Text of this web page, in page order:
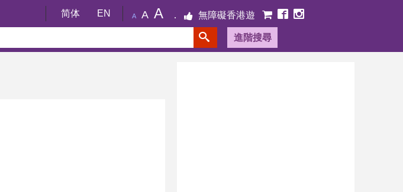
简体 EN A A A 無障礙香港遊
進階搜尋